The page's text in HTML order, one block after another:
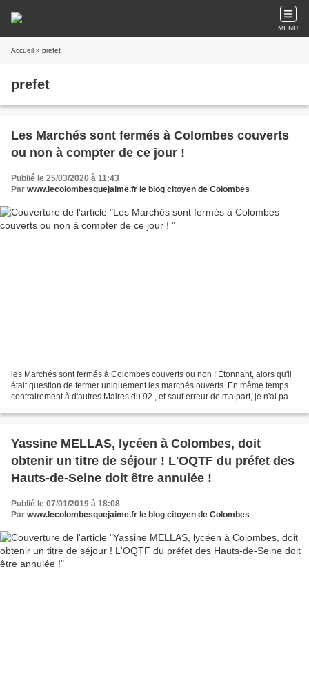
MENU
Accueil » prefet
prefet
Les Marchés sont fermés à Colombes couverts
ou non à compter de ce jour !
Publié le 25/03/2020 à 11:43
Par www.lecolombesquejaime.fr le blog citoyen de Colombes
les Marchés sont fermés à Colombes couverts ou non ! Étonnant, alors qu'il
était question de fermer uniquement les marchés ouverts. En même temps
contrairement à d'autres Maires du 92 , et sauf erreur de ma part, je n'ai pas
Yassine MELLAS, lycéen à Colombes, doit
obtenir un titre de séjour ! L'OQTF du préfet des
Hauts-de-Seine doit être annulée !
Publié le 07/01/2019 à 18:08
Par www.lecolombesquejaime.fr le blog citoyen de Colombes